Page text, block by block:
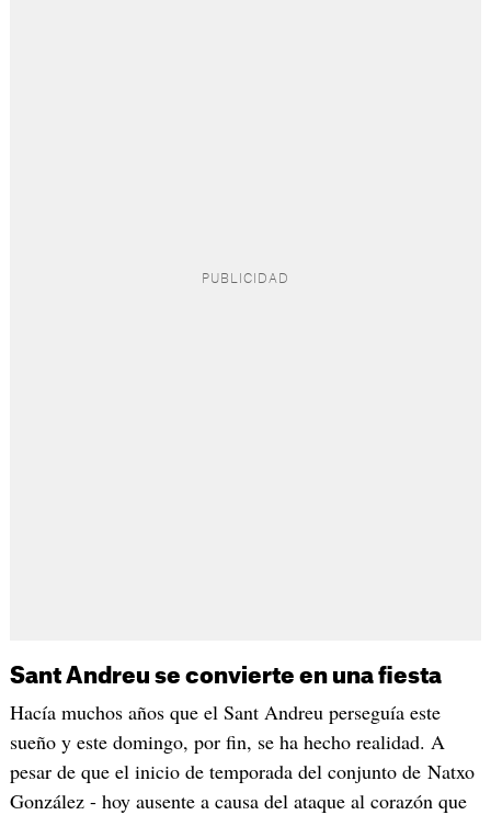
Sant Andreu se convierte en una fiesta
Hacía muchos años que el Sant Andreu perseguía este
sueño y este domingo, por fin, se ha hecho realidad. A
pesar de que el inicio de temporada del conjunto de Natxo
González - hoy ausente a causa del ataque al corazón que